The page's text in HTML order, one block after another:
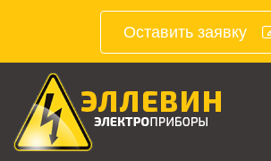
Оставить заявку